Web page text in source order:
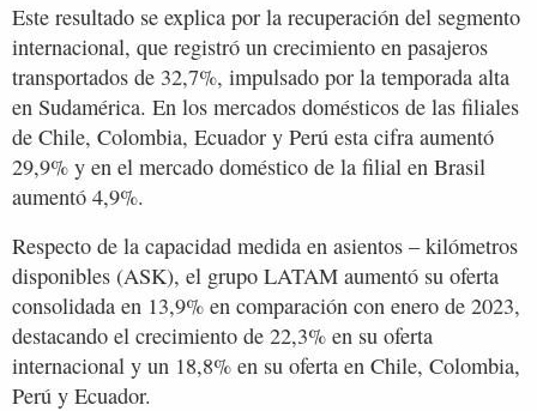
Este resultado se explica por la recuperación del segmento
internacional, que registró un crecimiento en pasajeros
transportados de 32,7%, impulsado por la temporada alta
en Sudamérica. En los mercados domésticos de las filiales
de Chile, Colombia, Ecuador y Perú esta cifra aumentó
29,9% y en el mercado doméstico de la filial en Brasil
aumentó 4,9%.
Respecto de la capacidad medida en asientos – kilómetros
disponibles (ASK), el grupo LATAM aumentó su oferta
consolidada en 13,9% en comparación con enero de 2023,
destacando el crecimiento de 22,3% en su oferta
internacional y un 18,8% en su oferta en Chile, Colombia,
Perú y Ecuador.